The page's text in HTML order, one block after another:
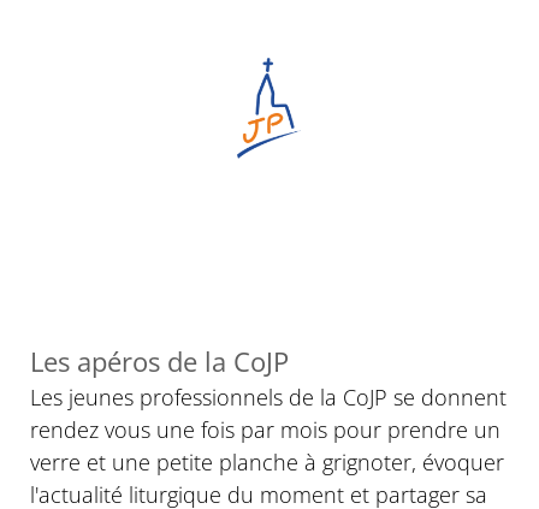
Les apéros de la CoJP
Les jeunes professionnels de la CoJP se donnent
rendez vous une fois par mois pour prendre un
verre et une petite planche à grignoter, évoquer
l'actualité liturgique du moment et partager sa